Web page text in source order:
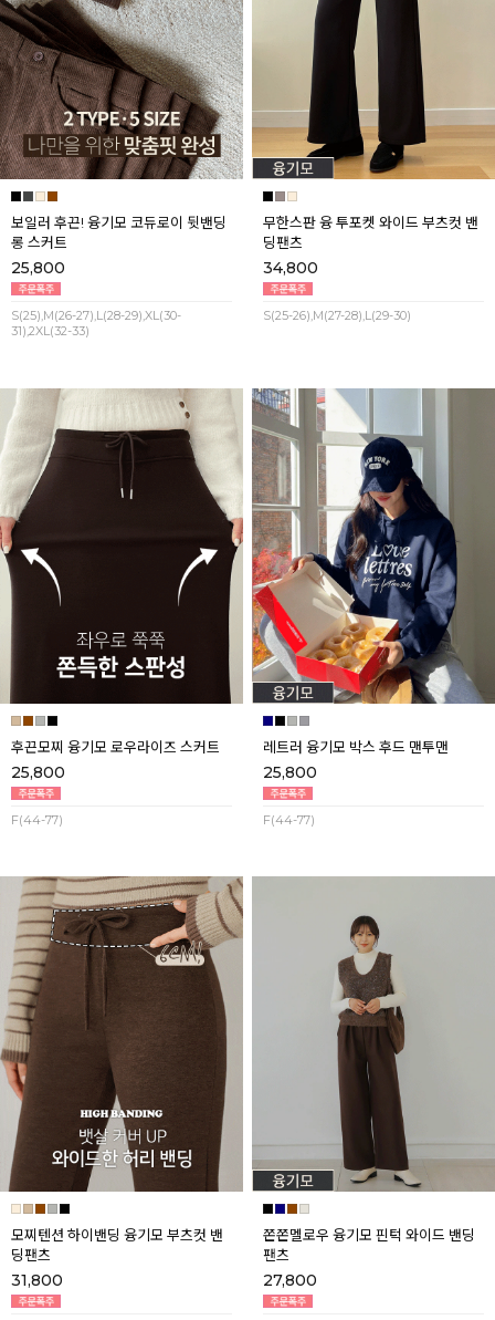
보일러 후끈! 융기모 코듀로이 뒷밴딩
롱 스커트
25,800
S(25),M(26-27),L(28-29),XL(30-
31),2XL(32-33)
무한스판 융 투포켓 와이드 부츠컷 밴
딩팬츠
34,800
S(25-26),M(27-28),L(29-30)
후끈모찌 융기모 로우라이즈 스커트
25,800
F(44-77)
레트러 융기모 박스 후드 맨투맨
25,800
F(44-77)
모찌텐션 하이밴딩 융기모 부츠컷 밴
딩팬츠
31,800
쫀쫀멜로우 융기모 핀턱 와이드 밴딩
팬츠
27,800